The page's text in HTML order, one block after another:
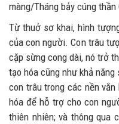
màng/Tháng bảy cúng
Từ thuở sơ khai, hình
của con người. Con trâu
cặp sừng cong dài, nó trở
tạo hóa cũng như khả
con trâu trong các nền
hóa để hỗ trợ cho con
thiên nhiên; và thông qua